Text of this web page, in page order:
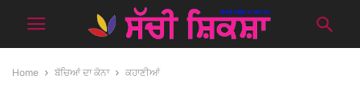
Home ਬੱਚਿਆਂ ਦਾ ਕੋਨਾ ਕਹਾਣੀਆਂ